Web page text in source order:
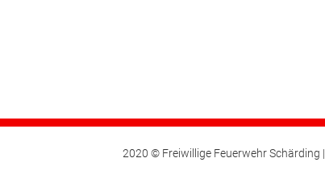
2020 © Freiwillige Feuerwehr Schärding |